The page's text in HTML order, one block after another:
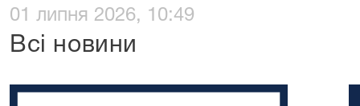
01 липня 2026, 10:49
Всі новини